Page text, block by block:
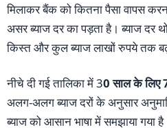
मिलाकर बैंक को कितना पैसा वापस
असर ब्याज दर का पड़ता है। ब्याज दर
किस्त और कुल ब्याज लाखों रुपये तक
नीचे दी गई तालिका में 30 साल के लिए
अलग-अलग ब्याज दरों के अनुसार
ब्याज को आसान भाषा में समझाया गया